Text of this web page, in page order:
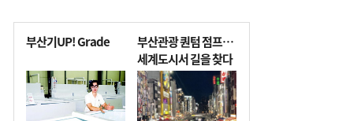
부산기UP! Grade
부산관광 퀀텀 점프…
세계도시서 길을 찾다